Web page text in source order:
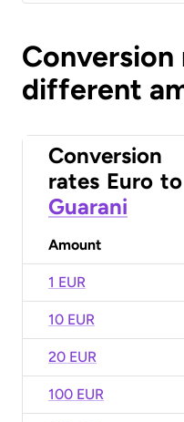
different
Conversion
rates Euro to
Guarani
Amount
1 EUR
10 EUR
20 EUR
100 EUR